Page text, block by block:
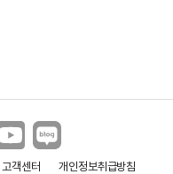
고객센터
개인정보취급방침